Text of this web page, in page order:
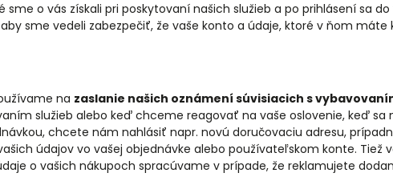
sme o vás získali pri poskytovaní našich služieb a po prihlásení sa do
sme vedeli zabezpečiť, že vaše konto a údaje, ktoré v ňom máte
na zaslanie našich oznámení súvisiacich s
služieb alebo keď chceme reagovať na vaše oslovenie, keď sa
chcete nám nahlásiť napr. novú doručovaciu adresu,
údajov vo vašej objednávke alebo používateľskom konte. Tiež
o vašich nákupoch spracúvame v prípade, že reklamujete